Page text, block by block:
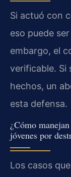
Si actuó con
eso puede
embargo, el
verificable. Si
hechos, un
esta defensa.
¿Cómo
jóvenes por
Los casos